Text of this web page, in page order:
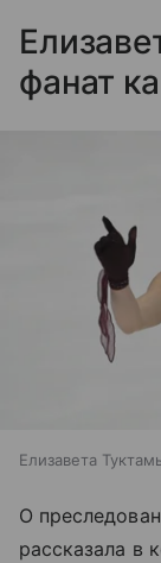
фанат
Елизавета
О
рассказала в